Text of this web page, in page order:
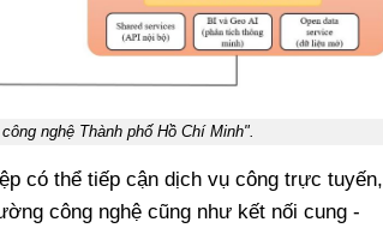
nghệ Thành phố Hồ Chí Minh".
có thể tiếp cận dịch vụ công trực tuyến,
công nghệ cũng như kết nối cung -